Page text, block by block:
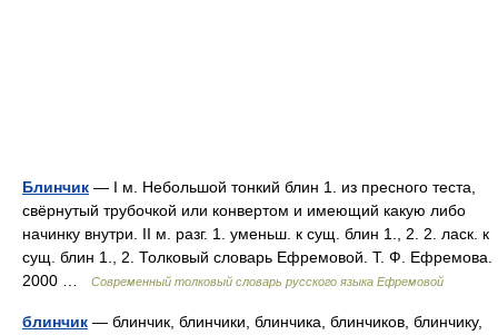
Блинчик — I м. Небольшой тонкий блин 1. из пресного теста,
свёрнутый трубочкой или конвертом и имеющий какую либо
начинку внутри. II м. разг. 1. уменьш. к сущ. блин 1., 2. 2. ласк. к
сущ. блин 1., 2. Толковый словарь Ефремовой. Т. Ф. Ефремова.
2000 …
Современный толковый словарь русского языка Ефремовой
блинчик — блинчик, блинчики, блинчика, блинчиков, блинчику,